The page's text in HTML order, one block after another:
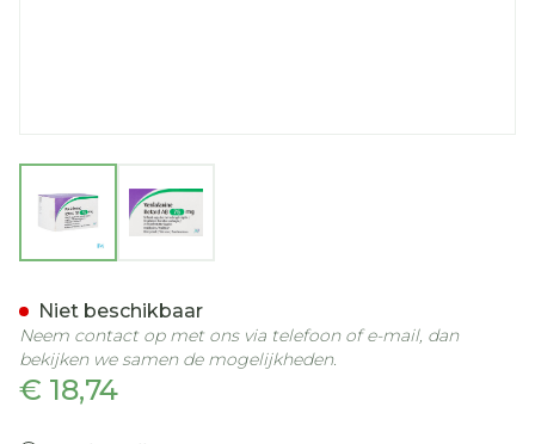
€ 18,74
Niet beschikbaar
Neem contact op met ons via telefoon of e-mail, dan
bekijken we samen de mogelijkheden.